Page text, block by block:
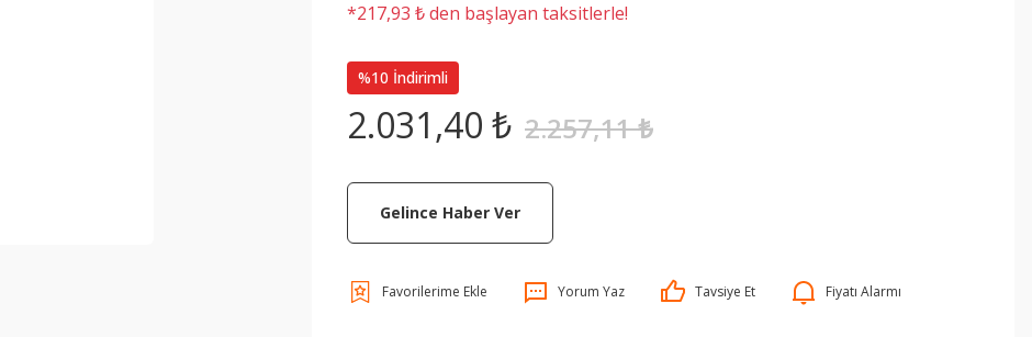
*217,93 ₺ den başlayan taksitlerle!
%10 İndirimli
2.031,40 ₺ 2.257,11 ₺
Gelince Haber Ver
Yorum Yaz Tavsiye Et Fiyatı Alarmı